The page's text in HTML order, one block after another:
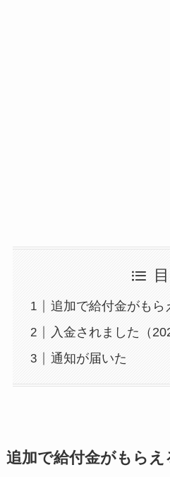
追加で給付金がもら
入金されました（
通知が届いた
追加で給付金がもらえ